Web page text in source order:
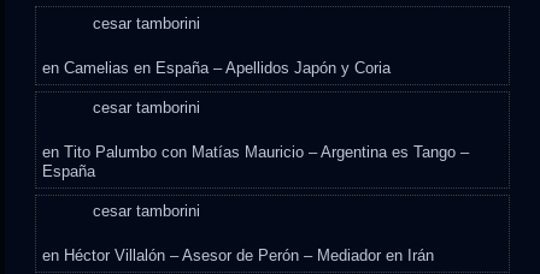
cesar tamborini
enCamelias en España – Apellidos Japón y Coria
cesar tamborini
enTito Palumbo con Matías Mauricio – Argentina es Tango –
España
cesar tamborini
en Héctor Villalón – Asesor de Perón – Mediador en Irán